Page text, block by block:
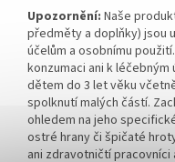
Upozornění: Naše
předměty a doplňky) jsou
účelům a osobnímu
konzumaci ani k
dětem do 3 let věku
spolknutí malých částí.
ohledem na jeho
ostré hrany či špičaté
ani zdravotničtí